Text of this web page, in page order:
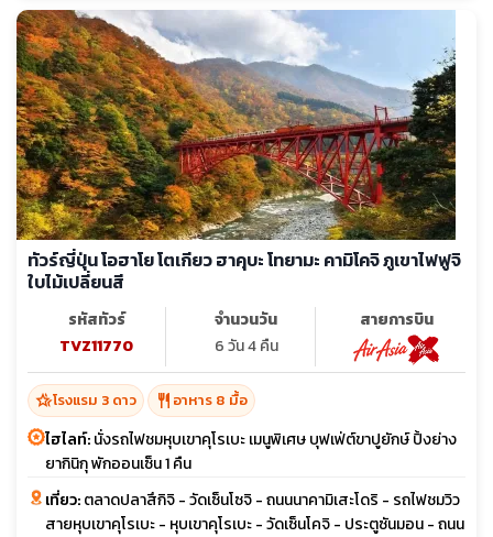
ทัวร์ญี่ปุ่น โอฮาโย โตเกียว ฮาคุบะ โทยามะ คามิโคจิ ภูเขาไฟฟูจิ
ใบไม้เปลี่ยนสี
รหัสทัวร์
TVZ11770
จำนวนวัน
6 วัน 4 คืน
สายการบิน
hotel_classโรงแรม 3 ดาว restaurant อาหาร 8 มื้อ
ไฮไลท์:นั่งรถไฟชมหุบเขาคุโรเบะ เมนูพิเศษ บุฟเฟ่ต์ขาปูยักษ์ ปิ้งย่าง
ยากินิกุ พักออนเซ็น 1 คืน
เที่ยว:ตลาดปลาสึกิจิ - วัดเซ็นโซจิ - ถนนนาคามิเสะโดริ - รถไฟชมวิว
สายหุบเขาคุโรเบะ - หุบเขาคุโรเบะ - วัดเซ็นโคจิ - ประตูซันมอน - ถนน